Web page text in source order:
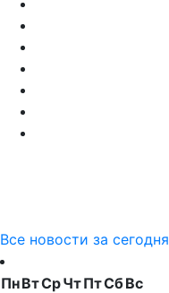
Все новости за сегодня
ПнВтСрЧтПтСбВс